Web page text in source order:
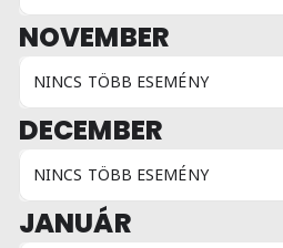
NOVEMBER
NINCS TÖBB ESEMÉNY
DECEMBER
NINCS TÖBB ESEMÉNY
JANUÁR